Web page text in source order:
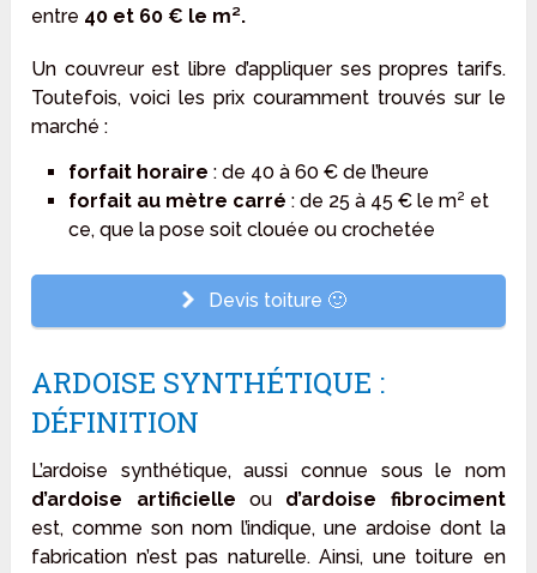
entre 40 et 60 € le m².
Un couvreur est libre d’appliquer ses propres tarifs.
Toutefois, voici les prix couramment trouvés sur le
marché :
forfait horaire : de 40 à 60 € de l’heure
forfait au mètre carré : de 25 à 45 € le m² et
ce, que la pose soit clouée ou crochetée
Devis toiture 🙂
ARDOISE SYNTHÉTIQUE :
DÉFINITION
L’ardoise synthétique, aussi connue sous le nom
d’ardoise artificielle ou d’ardoise fibrociment
est, comme son nom l’indique, une ardoise dont la
fabrication n’est pas naturelle. Ainsi, une toiture en